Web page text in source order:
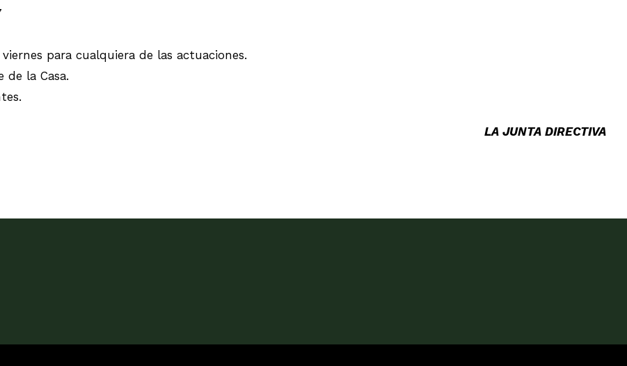
para cualquiera de las actuaciones.
la Casa.
LA JUNTA DIRECTIVA